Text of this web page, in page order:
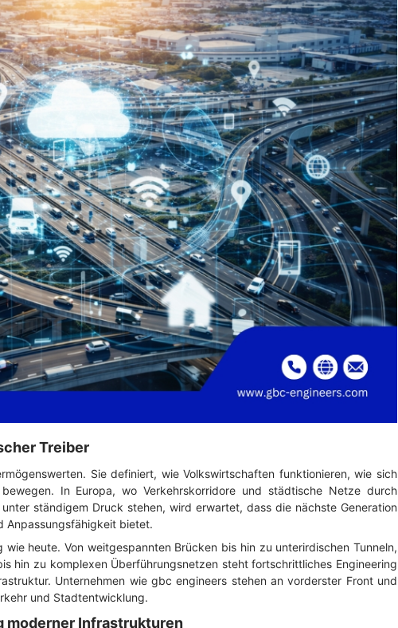
Treiber
Sie definiert, wie Volkswirtschaften funktionieren, wie sich
In Europa, wo Verkehrskorridore und städtische Netze durch
ständigem Druck stehen, wird erwartet, dass die nächste Generation
Anpassungsfähigkeit bietet.
heute. Von weitgespannten Brücken bis hin zu unterirdischen Tunneln,
hin zu komplexen Überführungsnetzen steht fortschrittliches Engineering
Unternehmen wie gbc engineers stehen an vorderster Front und
und Stadtentwicklung.
moderner Infrastrukturen